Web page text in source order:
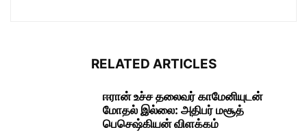
RELATED ARTICLES
ஈரான் உச்ச தலை​வர் காமேனியுடன்
மோதல் இல்லை: அதிபர் மசூத்
பெசெஷ்கியன் விளக்கம்